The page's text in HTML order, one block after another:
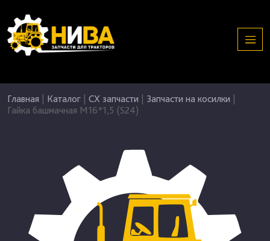
Главная Каталог СХ запчасти Запчасти на косилки
Гайка башмачная М16*1,5 (S24)